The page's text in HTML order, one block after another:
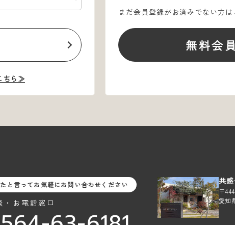
ちら≫
まだ会員登録がお済みでない方は
無料会
と言ってお気軽にお問い合わせください
・お電話窓口
共
〒
愛知